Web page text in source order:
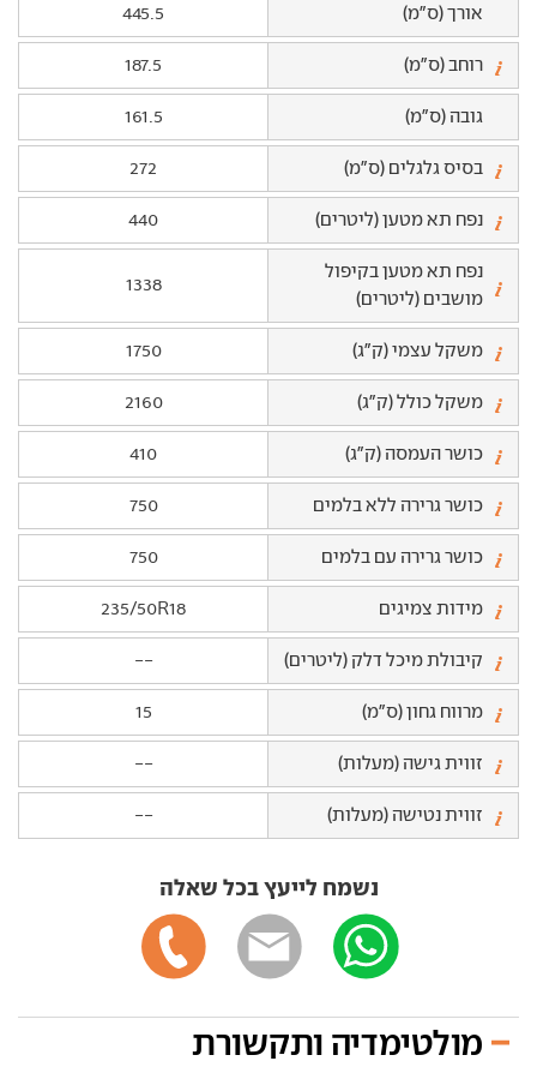
אורך (ס"מ) 445.5
רוחב (ס"מ) 187.5
גובה (ס"מ) 161.5
בסיס גלגלים (ס"מ) 272
נפח תא מטען (ליטרים) 440
נפח תא מטען בקיפול
מושבים (ליטרים)
1338
משקל עצמי (ק"ג) 1750
משקל כולל (ק"ג) 2160
כושר העמסה (ק"ג) 410
כושר גרירה ללא בלמים 750
כושר גרירה עם בלמים 750
מידות צמיגים 235/50R18
קיבולת מיכל דלק (ליטרים) --
מרווח גחון (ס"מ) 15
זווית גישה (מעלות) --
זווית נטישה (מעלות) --
נשמח לייעץ בכל שאלה
מולטימדיה ותקשורת